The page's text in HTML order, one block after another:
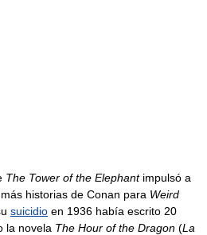
The Tower of the Elephantimpulsó a
historias de Conan para Weird
suicidio en 1936 había escrito 20
la novela The Hour of the Dragon (La